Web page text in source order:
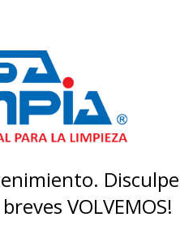
Disculpe
VOLVEMOS!